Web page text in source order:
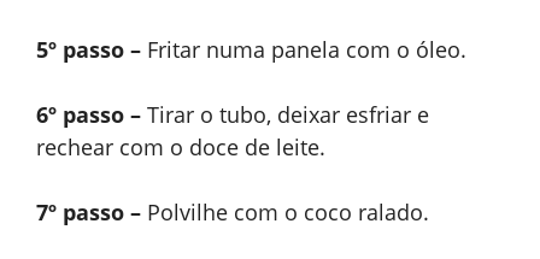
5º passo – Fritar numa panela com o óleo.
6º passo – Tirar o tubo, deixar esfriar e
rechear com o doce de leite.
7º passo – Polvilhe com o coco ralado.